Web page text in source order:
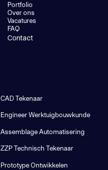
CAD Tekenaar
Engineer Werktuigbouwkunde
Assemblage Automatisering
ZZP Technisch Tekenaar
Prototype Ontwikkelen
Portfolio
Over ons
Vacatures
FAQ
Contact